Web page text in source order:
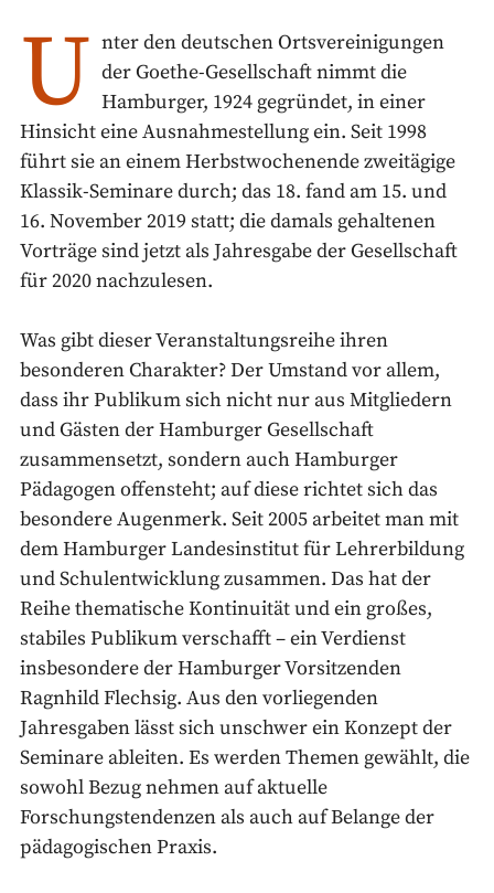
U nter den deutschen Ortsvereinigungen
der Goethe-Gesellschaft nimmt die
Hamburger, 1924 gegründet, in einer
Hinsicht eine Ausnahmestellung ein. Seit 1998
führt sie an einem Herbstwochenende zweitägige
Klassik-Seminare durch; das 18. fand am 15. und
16. November 2019 statt; die damals gehaltenen
Vorträge sind jetzt als Jahresgabe der Gesellschaft
für 2020 nachzulesen.
Was gibt dieser Veranstaltungsreihe ihren
besonderen Charakter? Der Umstand vor allem,
dass ihr Publikum sich nicht nur aus Mitgliedern
und Gästen der Hamburger Gesellschaft
zusammensetzt, sondern auch Hamburger
Pädagogen offensteht; auf diese richtet sich das
besondere Augenmerk. Seit 2005 arbeitet man mit
dem Hamburger Landesinstitut für Lehrerbildung
und Schulentwicklung zusammen. Das hat der
Reihe thematische Kontinuität und ein großes,
stabiles Publikum verschafft – ein Verdienst
insbesondere der Hamburger Vorsitzenden
Ragnhild Flechsig. Aus den vorliegenden
Jahresgaben lässt sich unschwer ein Konzept der
Seminare ableiten. Es werden Themen gewählt, die
sowohl Bezug nehmen auf aktuelle
Forschungstendenzen als auch auf Belange der
pädagogischen Praxis.